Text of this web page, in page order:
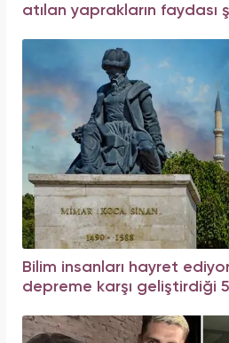
atılan yaprakların faydası
Bilim insanları hayret
depreme karşı geliştirdiği